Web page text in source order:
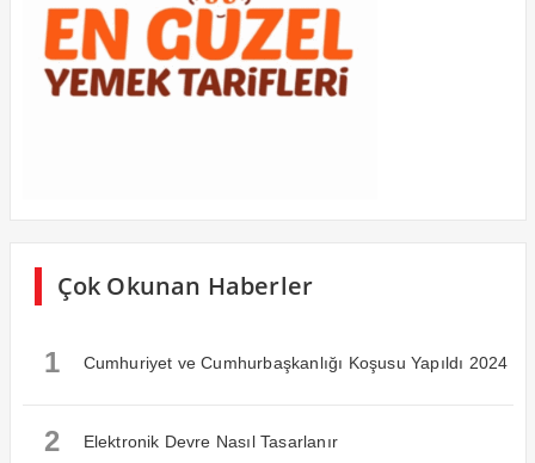
Çok Okunan Haberler
1 Cumhuriyet ve Cumhurbaşkanlığı Koşusu Yapıldı 2024
2 Elektronik Devre Nasıl Tasarlanır